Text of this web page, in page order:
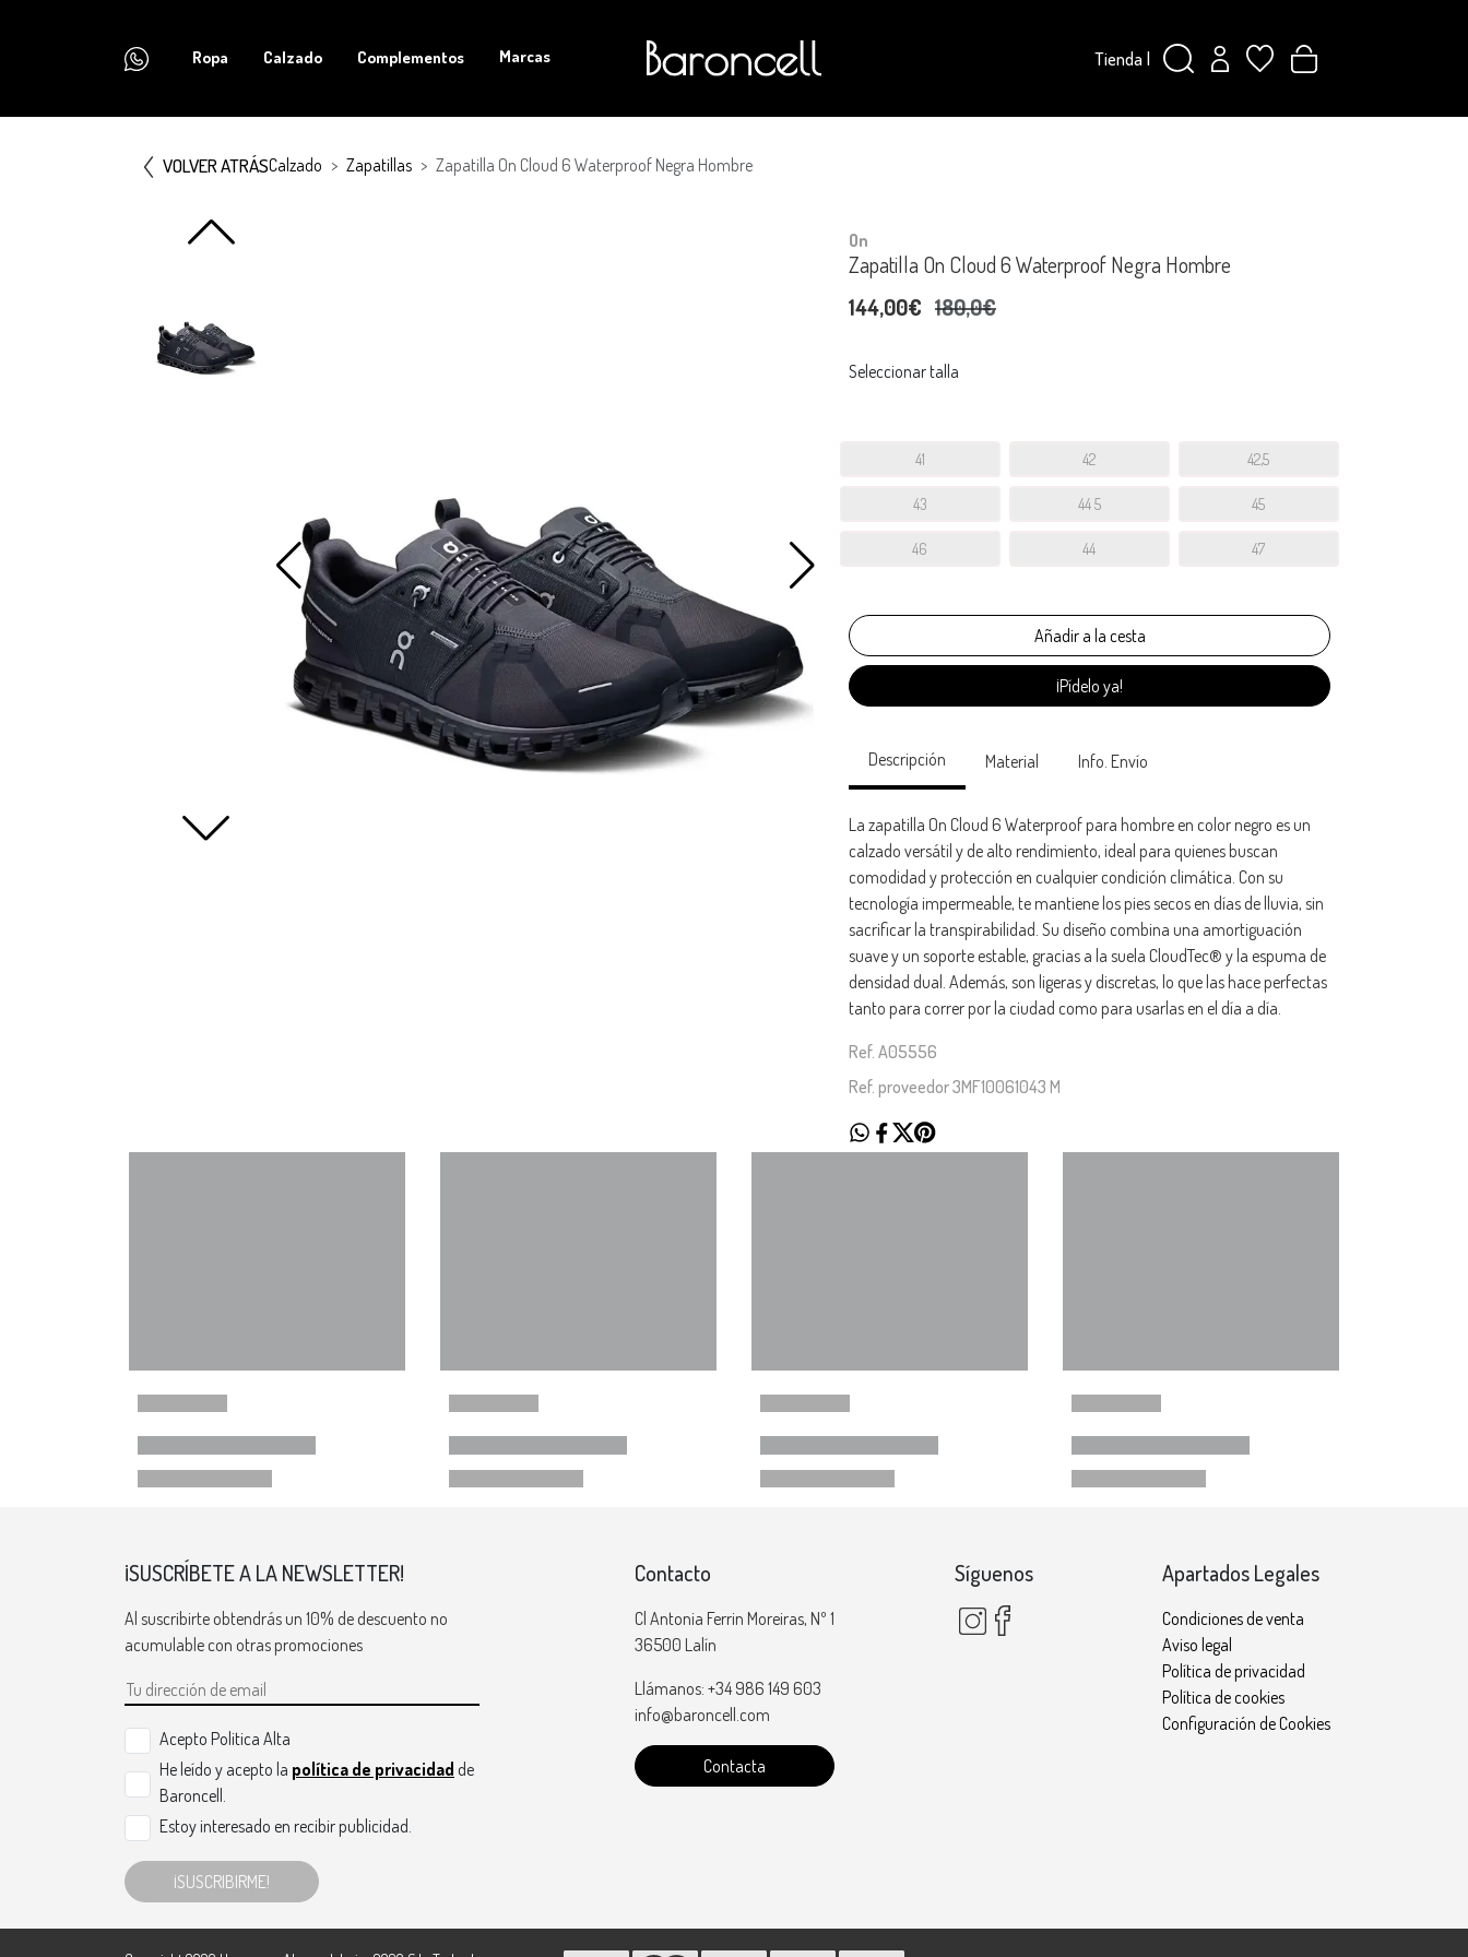
Ropa Calzado Complementos Marcas Tienda|
VOLVER ATRÁSCalzado Zapatillas Zapatilla On Cloud 6 Waterproof Negra Hombre
On
Zapatilla On Cloud 6 Waterproof Negra Hombre
144,00€ 180,0€
Seleccionar talla
41 42 42,5
43 44 5 45
46 44 47
¡Pídelo ya!
Descripción Material Info. Envío
La zapatilla On Cloud 6 Waterproof para hombre en color negro es un
calzado versátil y de alto rendimiento, ideal para quienes buscan
comodidad y protección en cualquier condición climática. Con su
tecnología impermeable, te mantiene los pies secos en días de lluvia, sin
sacrificar la transpirabilidad. Su diseño combina una amortiguación
suave y un soporte estable, gracias a la suela CloudTec® y la espuma de
densidad dual. Además, son ligeras y discretas, lo que las hace perfectas
tanto para correr por la ciudad como para usarlas en el día a día.
Ref. A05556
Ref. proveedor 3MF10061043 M
¡SUSCRÍBETE A LA NEWSLETTER!
Al suscribirte obtendrás un 10% de descuento no
acumulable con otras promociones
Acepto Politica Alta
He leído y acepto la política de privacidad de
Baroncell.
Estoy interesado en recibir publicidad.
¡SUSCRIBIRME!
Contacto
Cl Antonia Ferrin Moreiras, Nº 1
36500 Lalín
Llámanos: +34 986 149 603
info@baroncell.com
Contacta
Síguenos Apartados Legales
Condiciones de venta
Aviso legal
Política de privacidad
Política de cookies
Configuración de Cookies